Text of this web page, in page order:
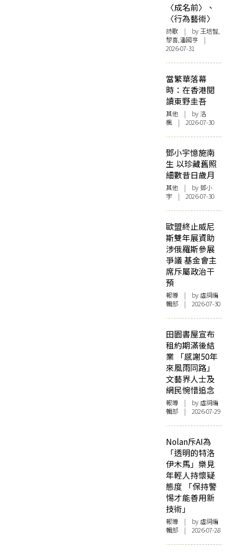
〈成名前〉、
〈行為藝術〉
詩歌 | by 王培智,
黎喜,潘國亨 |
2026-07-31
當繁華落幕
時：在香港閱
讀東野圭吾
其他 | by洛
楓 | 2026-07-30
鄧小宇憶施南
生 以珍藏舊照
細數昔日歲月
其他 | by 鄧小
宇 | 2026-07-30
歐盟終止威尼
斯雙年展資助
涉俄羅斯參展
爭議 基金會主
席斥屬政治干
預
報導 | by 虛詞編
輯部 | 2026-07-30
田園書屋宣布
租約期滿後結
業 「感謝50年
來風雨同路」
文藝界人士及
網民惋惜追念
報導 | by 虛詞編
輯部 | 2026-07-29
Nolan斥AI為
「透明的特洛
伊木馬」樂見
年輕人持懷疑
態度 「保持警
惕才能善用新
技術」
報導 | by 虛詞編
輯部 | 2026-07-28